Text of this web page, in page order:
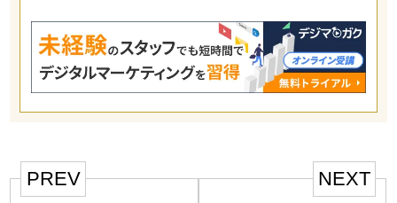
PREV NEXT